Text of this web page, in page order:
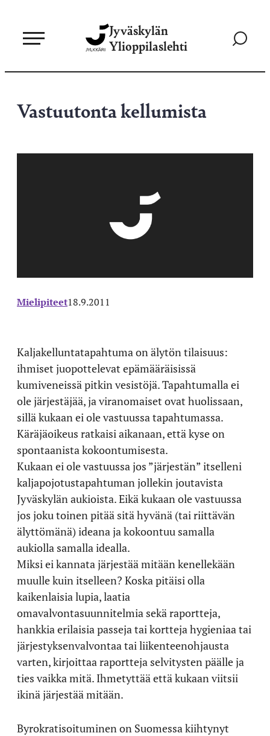
sisältöön
Jyväskylän
Ylioppilaslehti
Siirry
Vastuutonta kellumista
Mielipiteet18.9.2011
Kaljakelluntatapahtuma on älytön tilaisuus:
ihmiset juopottelevat epämääräisissä
kumiveneissä pitkin vesistöjä. Tapahtumalla ei
ole järjestäjää, ja viranomaiset ovat huolissaan,
sillä kukaan ei ole vastuussa tapahtumassa.
Käräjäoikeus ratkaisi aikanaan, että kyse on
spontaanista kokoontumisesta.
Kukaan ei ole vastuussa jos ”järjestän” itselleni
kaljapojotustapahtuman jollekin joutavista
Jyväskylän aukioista. Eikä kukaan ole vastuussa
jos joku toinen pitää sitä hyvänä (tai riittävän
älyttömänä) ideana ja kokoontuu samalla
aukiolla samalla idealla.
Miksi ei kannata järjestää mitään kenellekään
muulle kuin itselleen? Koska pitäisi olla
kaikenlaisia lupia, laatia
omavalvontasuunnitelmia sekä raportteja,
hankkia erilaisia passeja tai kortteja hygieniaa tai
järjestyksenvalvontaa tai liikenteenohjausta
varten, kirjoittaa raportteja selvitysten päälle ja
ties vaikka mitä. Ihmetyttää että kukaan viitsii
ikinä järjestää mitään.
Byrokratisoituminen on Suomessa kiihtynyt